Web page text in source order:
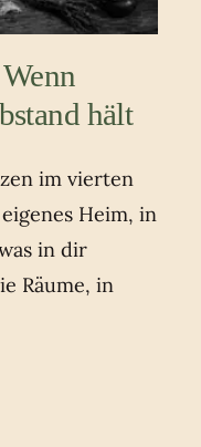
hält
im vierten
Heim, in
in dir
Räume, in